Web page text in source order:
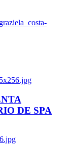
DE SPA